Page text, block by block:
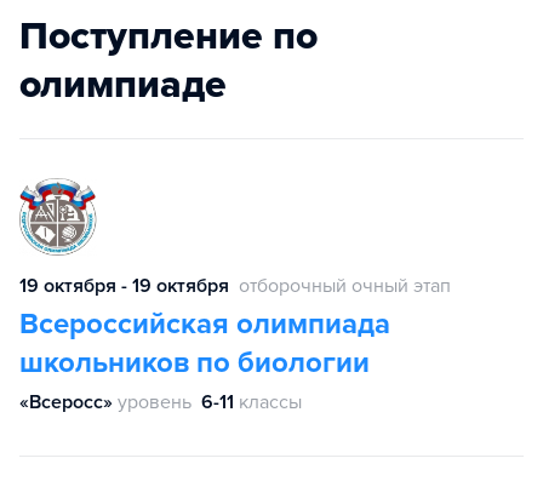
Поступление по
олимпиаде
19 октября - 19 октября отборочный очный этап
Всероссийская олимпиада
школьников по биологии
«Всеросс» уровень 6-11 классы